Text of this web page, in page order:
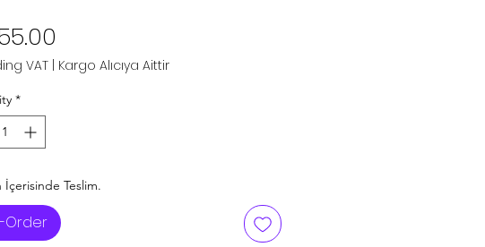
VAT | Kargo Alıcıya Aittir
*
İçerisinde Teslim.
Order